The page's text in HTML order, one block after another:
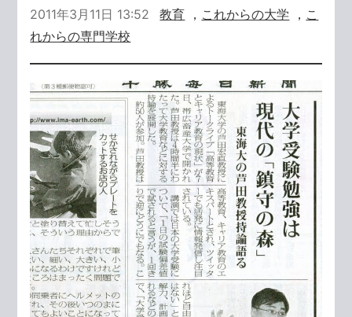
2011年3月11日 13:52 教育 ， これからの大学 ， こ
れからの専門学校